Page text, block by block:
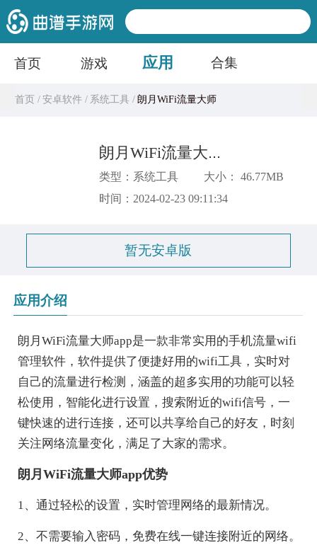
首页 游戏 应用 合集
首页 /安卓软件 / 系统工具 /朗月WiFi流量大师
朗月WiFi流量大师
类型：系统工具
大小： 46.77MB
时间：2024-02-23 09:11:34
暂无安卓版
应用介绍
朗月WiFi流量大师app是一款非常实用的手机流量wifi
管理软件，软件提供了便捷好用的wifi工具，实时对
自己的流量进行检测，涵盖的超多实用的功能可以轻
松使用，智能化进行设置，搜索附近的wifi信号，一
键快速的进行连接，还可以共享给自己的好友，时刻
关注网络流量变化，满足了大家的需求。
朗月WiFi流量大师app优势
1、通过轻松的设置，实时管理网络的最新情况。
2、不需要输入密码，免费在线一键连接附近的网络。